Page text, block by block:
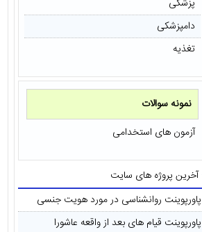
پزشکی
دامپزشکی
تغذیه
نمونه سوالات
آزمون های استخدامی
آخرین پروژه های سایت
پاورپوینت روانشناسی در مورد هویت جنسی
پاورپوینت قیام های بعد از واقعه عاشورا